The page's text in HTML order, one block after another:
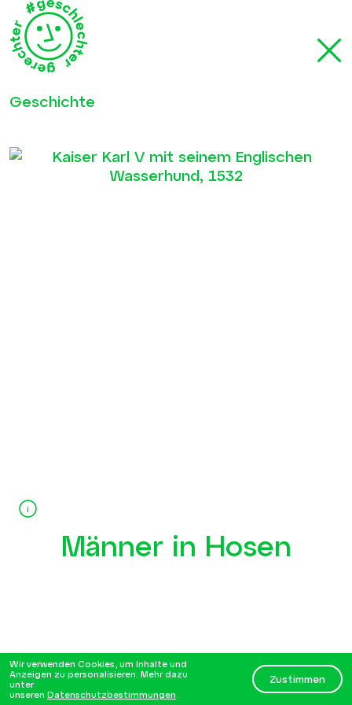
Geschichte
i
Männer in Hosen
Wir verwenden Cookies, um Inhalte und
Anzeigen zu personalisieren. Mehr dazu
unter
unseren Datenschutzbestimmungen
Zustimmen